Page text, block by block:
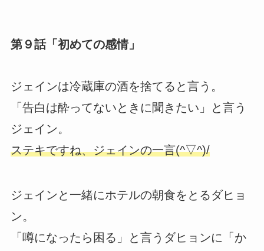
第９話「初めての感情」
ジェインは冷蔵庫の酒を捨てると言う。
「告白は酔ってないときに聞きたい」と言う
ジェイン。
ステキですね、ジェインの一言(^▽^)/
ジェインと一緒にホテルの朝食をとるダヒョ
ン。
「噂になったら困る」と言うダヒョンに「か